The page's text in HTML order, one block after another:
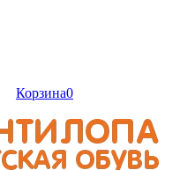
Корзина0